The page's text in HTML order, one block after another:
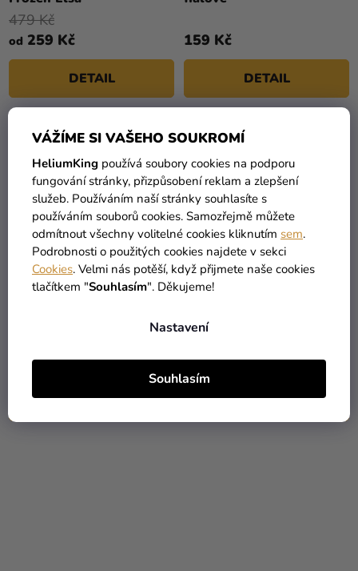
VÁŽÍME SI VAŠEHO SOUKROMÍ
HeliumKing používá soubory cookies na podporu
fungování stránky, přizpůsobení reklam a zlepšení
služeb. Používáním naší stránky souhlasíte s
používáním souborů cookies. Samozřejmě můžete
odmítnout všechny volitelné cookies kliknutím sem.
Podrobnosti o použitých cookies najdete v sekci
Cookies. Velmi nás potěší, když přijmete naše cookies
tlačítkem "Souhlasím". Děkujeme!
Nastavení
Souhlasím
od 259 Kč
479 Kč
DETAIL
159 Kč
DETAIL
159 Kč
DETAIL
Frozen mix 3 ks
129 Kč
DETAIL